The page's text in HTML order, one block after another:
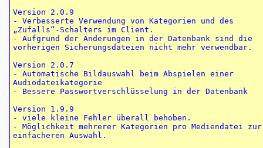
Version 2.0.9
- Verbesserte Verwendung von Kategorien und des
„Zufalls“-Schalters im Client.
- Aufgrund der Änderungen in der Datenbank sind die
vorherigen Sicherungsdateien nicht mehr verwendbar.
Version 2.0.7
- Automatische Bildauswahl beim Abspielen einer
Audiodateikategorie
- Bessere Passwortverschlüsselung in der Datenbank
Version 1.9.9
- viele kleine Fehler überall behoben.
- Möglichkeit mehrerer Kategorien pro Mediendatei zur
einfacheren Auswahl.